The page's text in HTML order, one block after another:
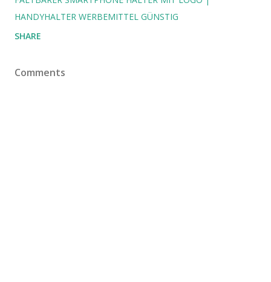
HANDYHALTER WERBEMITTEL GÜNSTIG
SHARE
Comments